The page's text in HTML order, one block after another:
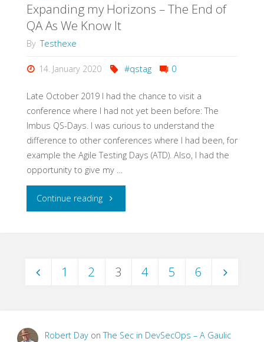
Expanding my Horizons – The End of
QA As We Know It
By Testhexe
14. January 2020 #qstag 0
Late October 2019 I had the chance to visit a
conference where I had not yet been before: The
Imbus QS-Days. I was curious to understand the
difference to other conferences where I had been, for
example the Agile Testing Days (ATD). Also, I had the
opportunity to give my …
Continue reading"Expanding
pagination
1 2 3 4 5 6
Robert DayonThe Sec in DevSecOps – A Gaulic